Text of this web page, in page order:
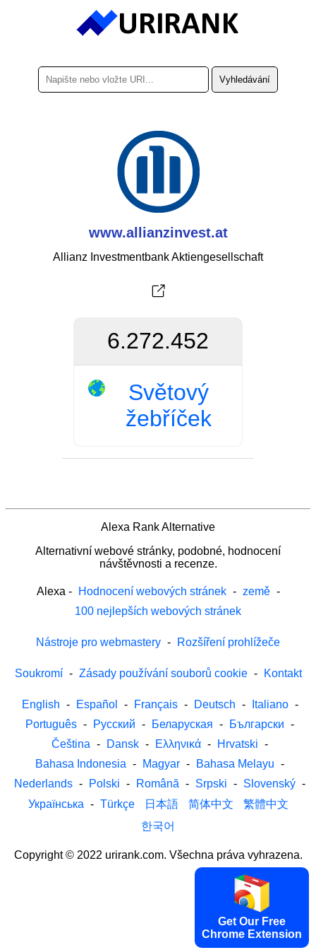
www.allianzinvest.at
Allianz Investmentbank Aktiengesellschaft
6.272.452
Světový
žebříček
Alexa Rank Alternative
Alternativní webové stránky, podobné, hodnocení
návštěvnosti a recenze.
Alexa - Hodnocení webových stránek - země -
100 nejlepších webových stránek
Nástroje pro webmastery - Rozšíření prohlížeče
Soukromí - Zásady používání souborů cookie - Kontakt
English - Español - Français - Deutsch - Italiano -
Português - Русский - Беларуская - Български -
Čeština - Dansk - Ελληνικά - Hrvatski -
Bahasa Indonesia - Magyar - Bahasa Melayu -
Nederlands - Polski - Română - Srpski - Slovenský -
Українська - Türkçe 日本語 简体中文
繁體中文
한국어
Copyright © 2022 urirank.com. Všechna práva vyhrazena.
Get Our Free
Chrome Extension